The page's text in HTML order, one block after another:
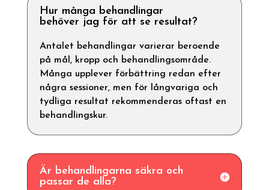
Hur många behandlingar
behöver jag för att se resultat?
Antalet behandlingar varierar beroende
på mål, kropp och behandlingsområde.
Många upplever förbättring redan efter
några sessioner, men för långvariga och
tydliga resultat rekommenderas oftast en
behandlingskur.
Är behandlingarna säkra och
passar de alla?